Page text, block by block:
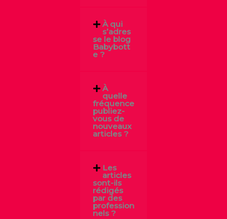
À qui
s’adres
se le blog
Babybott
e ?
À
quelle
fréquence
publiez-
vous de
nouveaux
articles ?
Les
articles
sont-ils
rédigés
par des
profession
nels ?